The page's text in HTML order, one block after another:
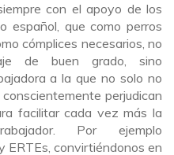
con el apoyo de los
español, que como perros
cómplices necesarios, no
de buen grado, sino
a la que no solo no
perjudican
facilitar cada vez más la
Por ejemplo
ERTEs, convirtiéndonos en